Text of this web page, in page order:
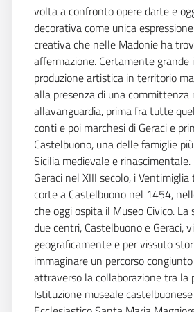
volta a confronto opere darte e
decorativa come unica
creativa che nelle Madonie ha
affermazione. Certamente grande
produzione artistica in territorio
alla presenza di una committenza
allavanguardia, prima fra tutte
conti e poi marchesi di Geraci e
Castelbuono, una delle famiglie
Sicilia medievale e
Geraci nel XIII secolo, i
corte a Castelbuono nel 1454,
che oggi ospita il Museo Civico.
due centri, Castelbuono e Geraci,
geograficamente e per vissuto
immaginare un percorso
attraverso la collaborazione tra la
Istituzione museale